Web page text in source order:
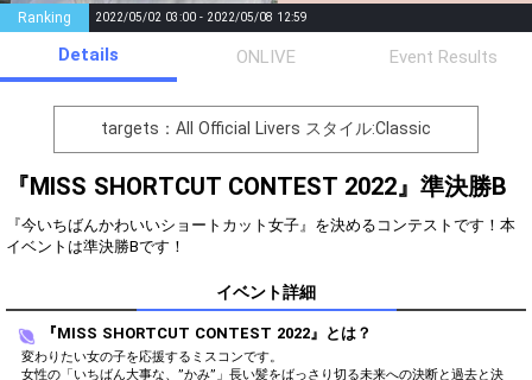
Ranking 2022/05/02 03:00 - 2022/05/08 12:59
Gifting
Throw gifts to the stage and join
the live performance.
First, try throwing free Stars
Show Gold to purchase gifts
(available from 1 JPY)! When you
continue to send gifts to the
performer(s), the performer's
popularity ranking and your
To cheer on performers, you can
send them gifts.
To send performers paid items,
you must use Show Gold.
Comments
You can post comments. Please
refrain from posting comments
that may offend performers or
Details ONLIVE Event Results
targets：All Official Livers スタイル:Classic
『MISS SHORTCUT CONTEST 2022』準決勝B
『今いちばんかわいいショートカット女子』を決めるコンテストです！本
イベントは準決勝Bです！
イベント詳細
『MISS SHORTCUT CONTEST 2022』とは？
変わりたい女の子を応援するミスコンです。
女性の「いちばん大事な、”かみ”」⻑い髪をばっさり切る未来への決断と過去と決